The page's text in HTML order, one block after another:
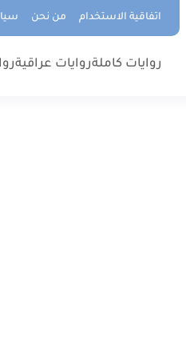
اتفاقية الاستخدام من نحن
روايات كاملةروايات عراقية